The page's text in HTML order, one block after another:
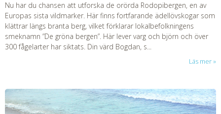
Nu har du chansen att utforska de orörda Rodopibergen, en av
Europas sista vildmarker. Här finns fortfarande ädellövskogar som
klättrar längs branta berg, vilket förklarar lokalbefolkningens
smeknamn ”De gröna bergen”. Här lever varg och björn och över
300 fågelarter har siktats. Din värd Bogdan, s...
Läs mer